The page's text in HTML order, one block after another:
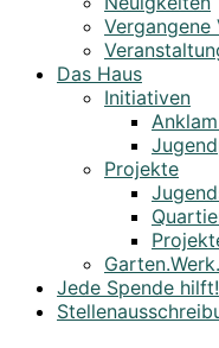
Vergangene
Das Haus
Initiativen
Projekte
Jede Spende hilft!